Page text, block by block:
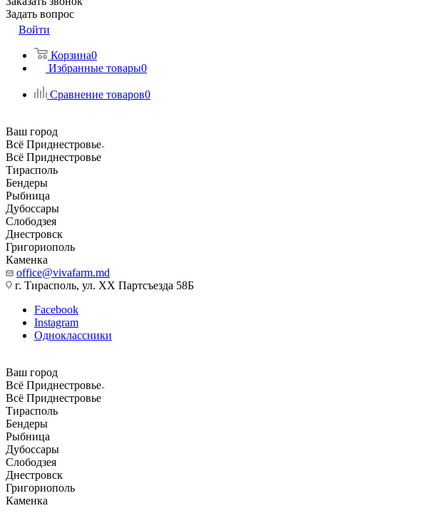
Задать вопрос
Войти
Корзина0
Избранные товары0
Сравнение товаров0
Ваш город
Всё Приднестровье
Всё Приднестровье
Тирасполь
Бендеры
Рыбница
Дубоссары
Слободзея
Днестровск
Григориополь
Каменка
office@vivafarm.md
г. Тирасполь, ул. ХХ Партсъезда 58Б
Facebook
Instagram
Одноклассники
Ваш город
Всё Приднестровье
Всё Приднестровье
Тирасполь
Бендеры
Рыбница
Дубоссары
Слободзея
Днестровск
Григориополь
Каменка